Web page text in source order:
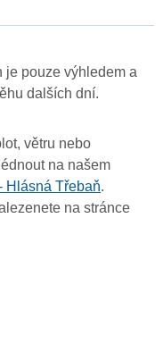
je pouze výhledem a
dalších dní.
větru nebo
na našem
Hlásná Třebaň.
na stránce